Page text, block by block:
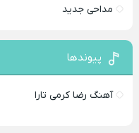
مداحی جدید
پیوندها
آهنگ رضا کرمی تارا